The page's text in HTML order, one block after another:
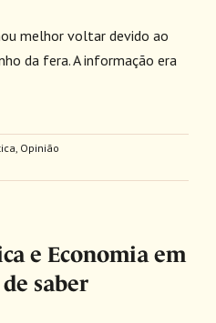
melhor voltar devido ao
da fera. A informação era
, Opinião
e Economia em
saber